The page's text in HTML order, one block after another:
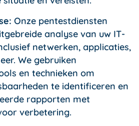
Onze pentestdiensten
analyse van uw IT-
netwerken, applicaties,
We gebruiken
en technieken om
te identificeren en
rapporten met
verbetering.